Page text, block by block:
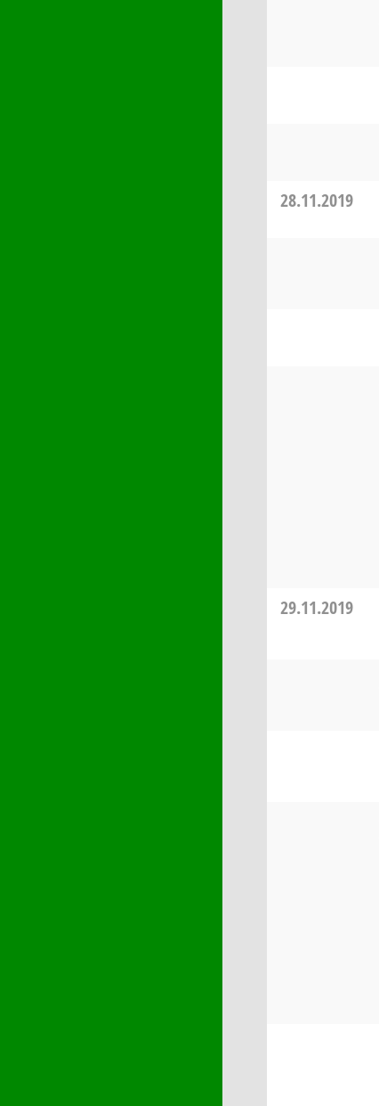
28.11.2019
29.11.2019